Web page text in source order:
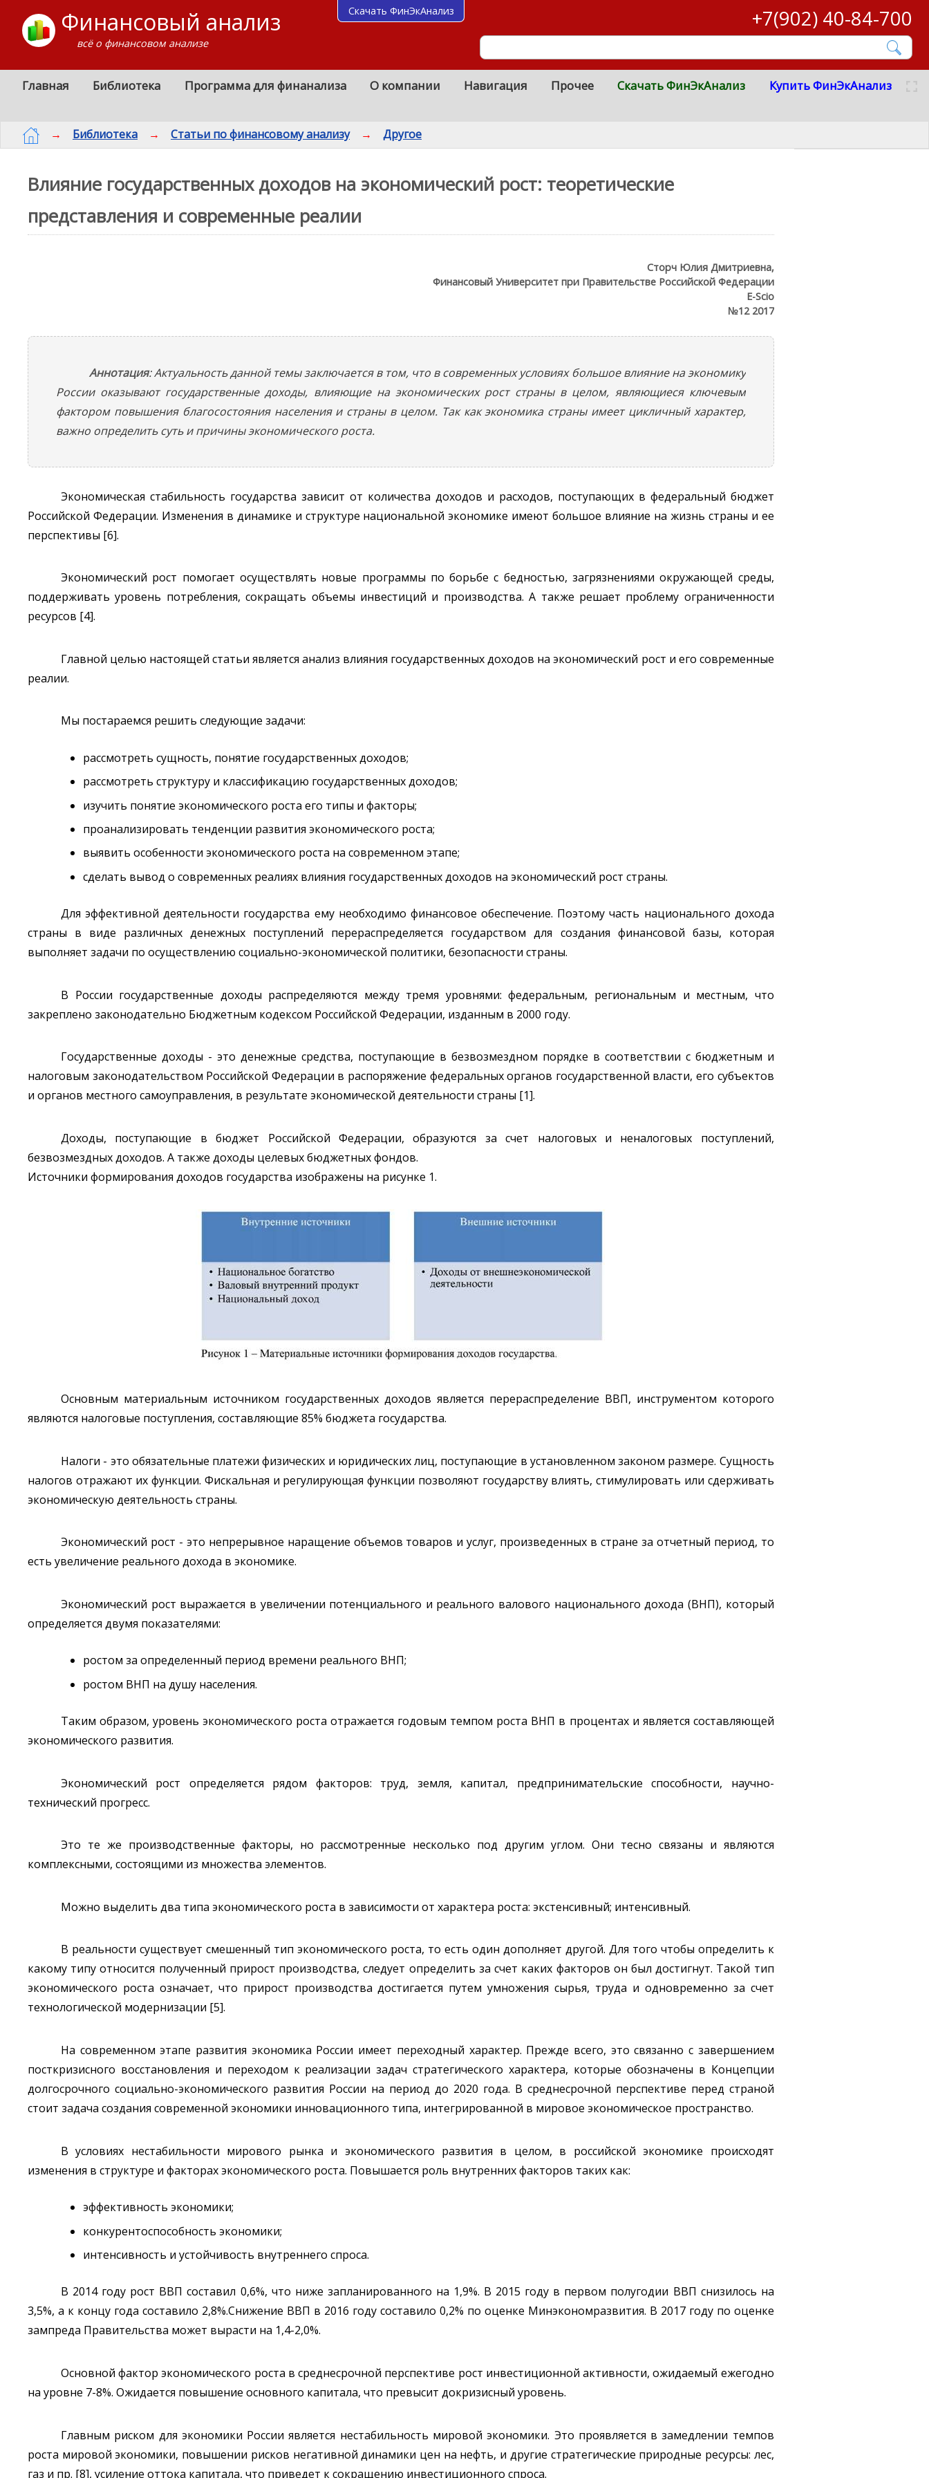
Финансовый анализ
всё о финансовом анализе
+7(902) 40-84-700
Главная Библиотека Программа для финанализа О компании Навигация Прочее Скачать ФинЭкАнализ Купить ФинЭкАнализ
→ Библиотека → Статьи по финансовому анализу → Другое
Влияние государственных доходов на экономический рост: теоретические
представления и современные реалии
Сторч Юлия Дмитриевна,
Финансовый Университет при Правительстве Российской Федерации
E-Scio
№12 2017
Аннотация: Актуальность данной темы заключается в том, что в современных условиях большое влияние на экономику
России оказывают государственные доходы, влияющие на экономических рост страны в целом, являющиеся ключевым
фактором повышения благосостояния населения и страны в целом. Так как экономика страны имеет цикличный характер,
важно определить суть и причины экономического роста.
Экономическая стабильность государства зависит от количества доходов и расходов, поступающих в федеральный бюджет
Российской Федерации. Изменения в динамике и структуре национальной экономике имеют большое влияние на жизнь страны и ее
перспективы [6].
Экономический рост помогает осуществлять новые программы по борьбе с бедностью, загрязнениями окружающей среды,
поддерживать уровень потребления, сокращать объемы инвестиций и производства. А также решает проблему ограниченности
ресурсов [4].
Главной целью настоящей статьи является анализ влияния государственных доходов на экономический рост и его современные
реалии.
Мы постараемся решить следующие задачи:
рассмотреть сущность, понятие государственных доходов;
рассмотреть структуру и классификацию государственных доходов;
изучить понятие экономического роста его типы и факторы;
проанализировать тенденции развития экономического роста;
выявить особенности экономического роста на современном этапе;
сделать вывод о современных реалиях влияния государственных доходов на экономический рост страны.
Для эффективной деятельности государства ему необходимо финансовое обеспечение. Поэтому часть национального дохода
страны в виде различных денежных поступлений перераспределяется государством для создания финансовой базы, которая
выполняет задачи по осуществлению социально-экономической политики, безопасности страны.
В России государственные доходы распределяются между тремя уровнями: федеральным, региональным и местным, что
закреплено законодательно Бюджетным кодексом Российской Федерации, изданным в 2000 году.
Государственные доходы - это денежные средства, поступающие в безвозмездном порядке в соответствии с бюджетным и
налоговым законодательством Российской Федерации в распоряжение федеральных органов государственной власти, его субъектов
и органов местного самоуправления, в результате экономической деятельности страны [1].
Доходы, поступающие в бюджет Российской Федерации, образуются за счет налоговых и неналоговых поступлений,
безвозмездных доходов. А также доходы целевых бюджетных фондов.
Источники формирования доходов государства изображены на рисунке 1.
Основным материальным источником государственных доходов является перераспределение ВВП, инструментом которого
являются налоговые поступления, составляющие 85% бюджета государства.
Налоги - это обязательные платежи физических и юридических лиц, поступающие в установленном законом размере. Сущность
налогов отражают их функции. Фискальная и регулирующая функции позволяют государству влиять, стимулировать или сдерживать
экономическую деятельность страны.
Экономический рост - это непрерывное наращение объемов товаров и услуг, произведенных в стране за отчетный период, то
есть увеличение реального дохода в экономике.
Экономический рост выражается в увеличении потенциального и реального валового национального дохода (ВНП), который
определяется двумя показателями:
ростом за определенный период времени реального ВНП;
ростом ВНП на душу населения.
Таким образом, уровень экономического роста отражается годовым темпом роста ВНП в процентах и является составляющей
экономического развития.
Экономический рост определяется рядом факторов: труд, земля, капитал, предпринимательские способности, научно-
технический прогресс.
Это те же производственные факторы, но рассмотренные несколько под другим углом. Они тесно связаны и являются
комплексными, состоящими из множества элементов.
Можно выделить два типа экономического роста в зависимости от характера роста: экстенсивный; интенсивный.
В реальности существует смешенный тип экономического роста, то есть один дополняет другой. Для того чтобы определить к
какому типу относится полученный прирост производства, следует определить за счет каких факторов он был достигнут. Такой тип
экономического роста означает, что прирост производства достигается путем умножения сырья, труда и одновременно за счет
технологической модернизации [5].
На современном этапе развития экономика России имеет переходный характер. Прежде всего, это связанно с завершением
посткризисного восстановления и переходом к реализации задач стратегического характера, которые обозначены в Концепции
долгосрочного социально-экономического развития России на период до 2020 года. В среднесрочной перспективе перед страной
стоит задача создания современной экономики инновационного типа, интегрированной в мировое экономическое пространство.
В условиях нестабильности мирового рынка и экономического развития в целом, в российской экономике происходят
изменения в структуре и факторах экономического роста. Повышается роль внутренних факторов таких как:
эффективность экономики;
конкурентоспособность экономики;
интенсивность и устойчивость внутреннего спроса.
В 2014 году рост ВВП составил 0,6%, что ниже запланированного на 1,9%. В 2015 году в первом полугодии ВВП снизилось на
3,5%, а к концу года составило 2,8%.Снижение ВВП в 2016 году составило 0,2% по оценке Минэкономразвития. В 2017 году по оценке
зампреда Правительства может вырасти на 1,4-2,0%.
Основной фактор экономического роста в среднесрочной перспективе рост инвестиционной активности, ожидаемый ежегодно
на уровне 7-8%. Ожидается повышение основного капитала, что превысит докризисный уровень.
Главным риском для экономики России является нестабильность мировой экономики. Это проявляется в замедлении темпов
роста мировой экономики, повышении рисков негативной динамики цен на нефть, и другие стратегические природные ресурсы: лес,
газ и пр. [8], усиление оттока капитала, что приведет к сокращению инвестиционного спроса.
Скачать ФинЭкАнализ